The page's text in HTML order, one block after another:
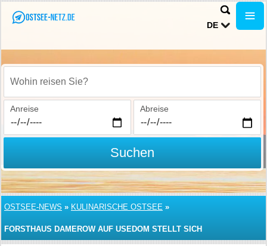
DE
Wohin reisen Sie?
Anreise Abreise
Suchen
OSTSEE-NEWS » KULINARISCHE OSTSEE »
FORSTHAUS DAMEROW AUF USEDOM STELLT SICH